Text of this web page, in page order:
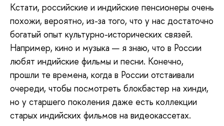
Кстати, российские и индийские пенсионеры очень
похожи, вероятно, из-за того, что у нас достаточно
богатый опыт культурно-исторических связей.
Например, кино и музыка — я знаю, что в России
любят индийские фильмы и песни. Конечно,
прошли те времена, когда в России отстаивали
очереди, чтобы посмотреть блокбастер на хинди,
но у старшего поколения даже есть коллекции
старых индийских фильмов на видеокассетах.